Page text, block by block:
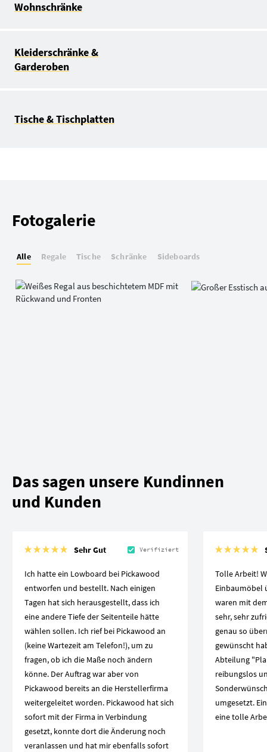
Wohnschränke
Kleiderschränke &
Garderoben
Tische & Tischplatten
Fotogalerie
Alle Regale Tische Schränke Sideboards
Das sagen unsere Kundinnen
und Kunden
Sehr Gut Verifiziert
Ich hatte ein Lowboard bei Pickawood
entworfen und bestellt. Nach einigen
Tagen hat sich herausgestellt, dass ich
eine andere Tiefe der Seitenteile hätte
wählen sollen. Ich rief bei Pickawood an
(keine Wartezeit am Telefon!), um zu
fragen, ob ich die Maße noch ändern
könne. Der Auftrag war aber von
Pickawood bereits an die Herstellerfirma
weitergeleitet worden. Pickawood hat sich
sofort mit der Firma in Verbindung
gesetzt, konnte dort die Änderung noch
veranlassen und hat mir ebenfalls sofort
Tolle Arbeit!
Einbaumöbel
waren mit
sehr, sehr
genau so
gewünscht
Abteilung
reibungslos
umgesetzt.
eine tolle